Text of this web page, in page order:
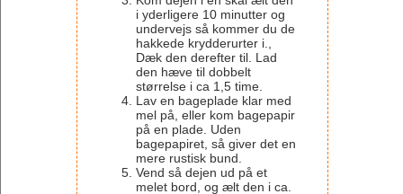
i yderligere 10 minutter og
undervejs så kommer du de
hakkede krydderurter i.,
Dæk den derefter til. Lad
den hæve til dobbelt
størrelse i ca 1,5 time.
Lav en bageplade klar med
mel på, eller kom bagepapir
på en plade. Uden
bagepapiret, så giver det en
mere rustisk bund.
Vend så dejen ud på et
melet bord, og ælt den i ca.